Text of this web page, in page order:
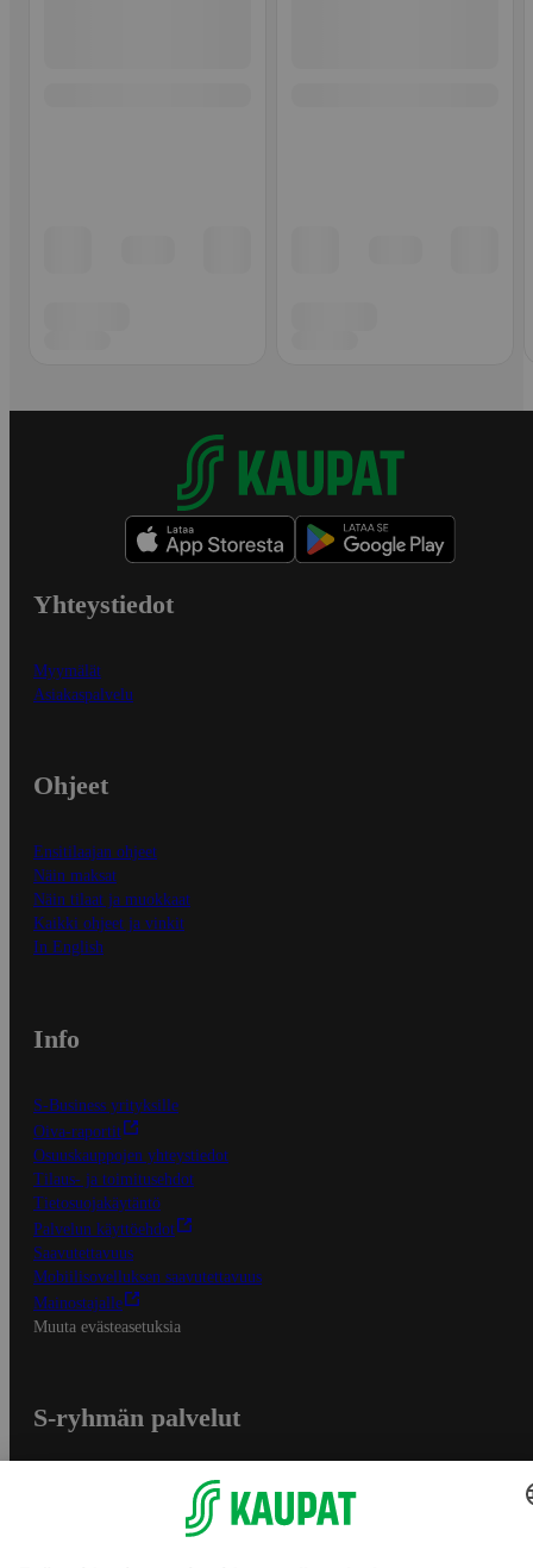
Yhteystiedot
Myymälät
Asiakaspalvelu
Ohjeet
Ensitilaajan ohjeet
Näin maksat
Näin tilaat ja muokkaat
Kaikki ohjeet ja vinkit
In English
Info
S-Business yrityksille
Oiva-raportit
Osuuskauppojen yhteystiedot
Tilaus- ja toimitusehdot
Tietosuojakäytäntö
Palvelun käyttöehdot
Saavutettavuus
Mobiilisovelluksen saavutettavuus
Mainostajalle
Muuta evästeasetuksia
S-ryhmän palvelut
Yhteishyvä Ruoka -sovellus